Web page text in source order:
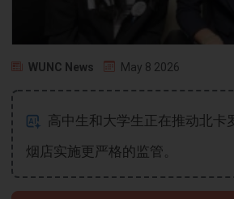
WUNC News May 8 2026
高中生和大学生正在推动北卡
烟店实施更严格的监管。